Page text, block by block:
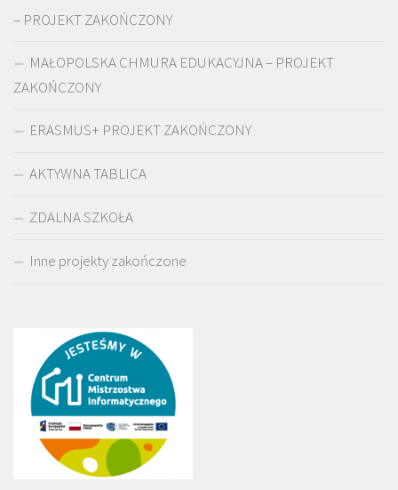
– PROJEKT ZAKOŃCZONY
MAŁOPOLSKA CHMURA EDUKACYJNA – PROJEKT
ZAKOŃCZONY
ERASMUS+ PROJEKT ZAKOŃCZONY
AKTYWNA TABLICA
ZDALNA SZKOŁA
Inne projekty zakończone